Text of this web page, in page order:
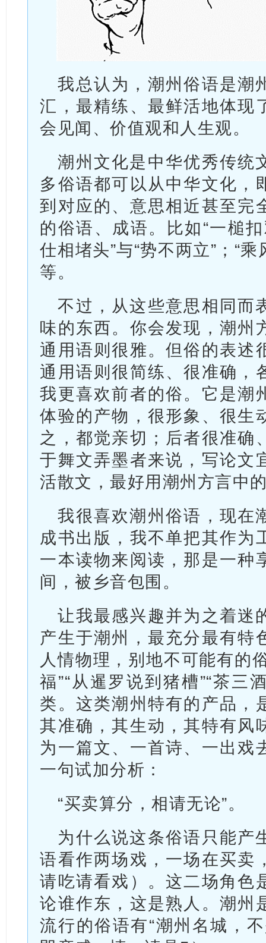
我总认为，潮州俗语是潮
汇，最精练、最鲜活地体现
会见闻、价值观和人生观。
潮州文化是中华优秀传统
多俗语都可以从中华文化，
到对应的、意思相近甚至完
的俗语、成语。比如“一槌
仕相堵头”与“势不两立”；“
等。
不过，从这些意思相同而
味的东西。你会发现，潮州
通用语则很雅。但俗的表述
通用语则很简练、很准确，
我更喜欢前者的俗。它是潮
体验的产物，很形象、很生
之，都觉亲切；后者很准确
于舞文弄墨者来说，写论文
活散文，最好用潮州方言中
我很喜欢潮州俗语，现在
成书出版，我不单把其作为
一本读物来阅读，那是一种
间，被乡音包围。
让我最感兴趣并为之着迷
产生于潮州，最充分最有特
人情物理，别地不可能有的
福”“从暹罗说到猪槽”“茶三
类。这类潮州特有的产品，
其准确，其生动，其特有风
为一篇文、一首诗、一出戏
一句试加分析：
“买卖算分，相请无论”。
为什么说这条俗语只能产
语看作两场戏，一场在买卖
请吃请看戏）。这二场角色
论谁作东，这是熟人。潮州
流行的俗语有“潮州名城，